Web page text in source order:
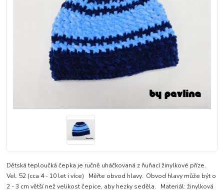
Dětská teploučká čepka je ručně uháčkovaná z ňuňací žinylkové příze.
Vel. 52 (cca 4 - 10 let i více) Měřte obvod hlavy. Obvod hlavy může být o
2 - 3 cm větší než velikost čepice, aby hezky seděla. Materiál: žinylková